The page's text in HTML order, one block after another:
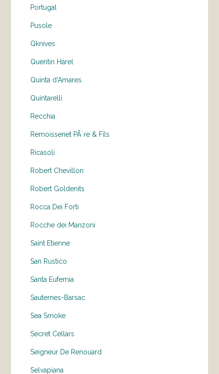
Portugal
Pusole
Qknives
Quentin Harel
Quinta d'Amares
Quintarelli
Recchia
Remoissenet PÃ¨re & Fils
Ricasoli
Robert Chevillon
Robert Goldenits
Rocca Dei Forti
Rocche dei Manzoni
Saint Etienne
San Rustico
Santa Eufemia
Sauternes-Barsac
Sea Smoke
Secret Cellars
Seigneur De Renouard
Selvapiana